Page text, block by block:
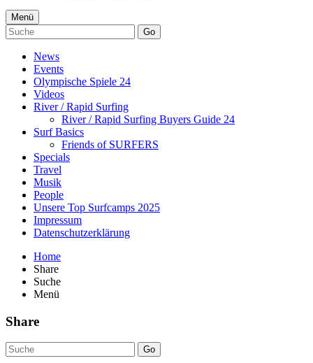
Menü
Go
News
Events
Olympische Spiele 24
Videos
River / Rapid Surfing
River / Rapid Surfing Buyers Guide 24
Surf Basics
Friends of SURFERS
Specials
Travel
Musik
People
Unsere Top Surfcamps 2025
Impressum
Datenschutzerklärung
Home
Share
Suche
Menü
Share
Go